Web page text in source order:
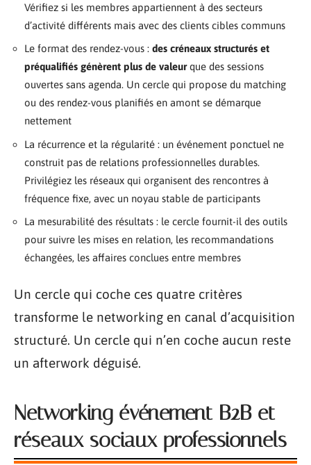
Vérifiez si les membres appartiennent à des secteurs
d’activité différents mais avec des clients cibles communs
Le format des rendez-vous : des créneaux structurés et
préqualifiés génèrent plus de valeurque des sessions
ouvertes sans agenda. Un cercle qui propose du matching
ou des rendez-vous planifiés en amont se démarque
nettement
La récurrence et la régularité : un événement ponctuel ne
construit pas de relations professionnelles durables.
Privilégiez les réseaux qui organisent des rencontres à
fréquence fixe, avec un noyau stable de participants
La mesurabilité des résultats : le cercle fournit-il des outils
pour suivre les mises en relation, les recommandations
échangées, les affaires conclues entre membres
Un cercle qui coche ces quatre critères
transforme le networking en canal d’acquisition
structuré. Un cercle qui n’en coche aucun reste
un afterwork déguisé.
Networking événement B2B et
réseaux sociaux professionnels